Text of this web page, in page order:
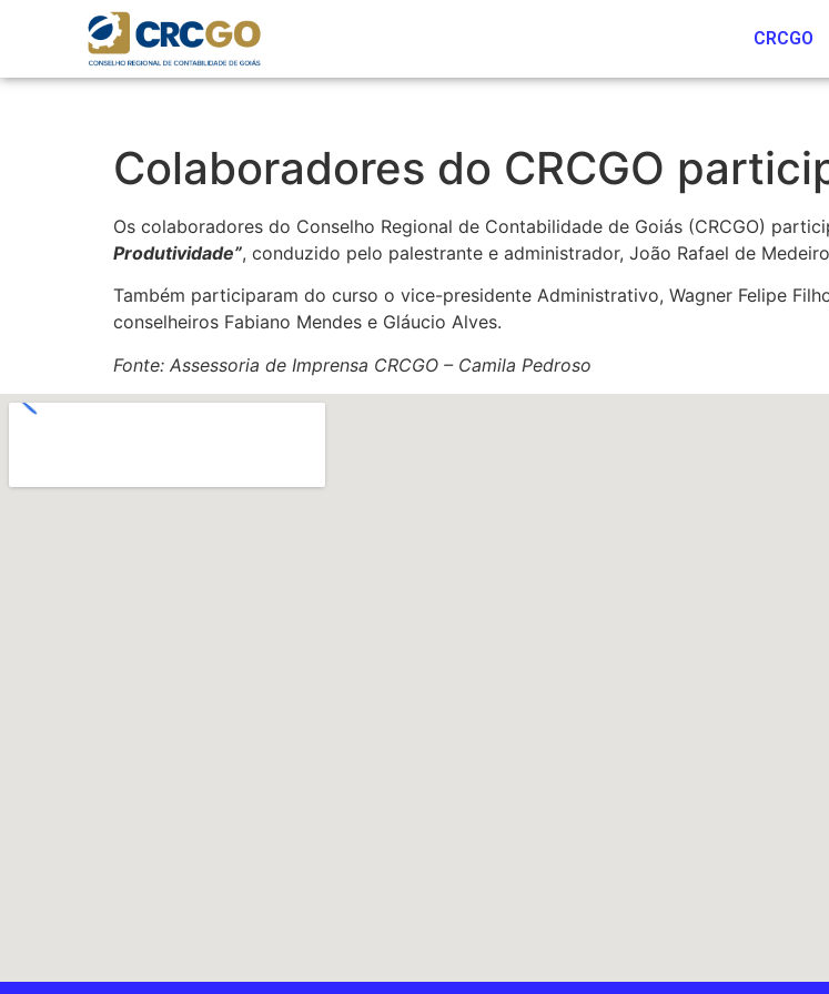
CRCGO
Colaboradores do CRCGO
Os colaboradores do Conselho Regional de Contabilidade de Goiás (CRCGO)
Produtividade”, conduzido pelo palestrante e administrador, João Rafael de
Também participaram do curso o vice-presidente Administrativo, Wagner Felipe
conselheiros Fabiano Mendes e Gláucio Alves.
Fonte: Assessoria de Imprensa CRCGO – Camila Pedroso